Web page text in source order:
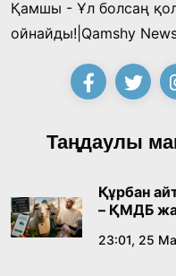
Қонаев қаласының
қабылдады
16:27, 23 Шілде 2026
Қазақ тіліндегі
лингвомәдени
09:21, 21 Шілде 2026
Абайдың адам
Қамшы - Ұл болсаң
ойнайды!|Qamshy
Таңдаулы
Құрбан
– ҚМДБ
23:01, 25